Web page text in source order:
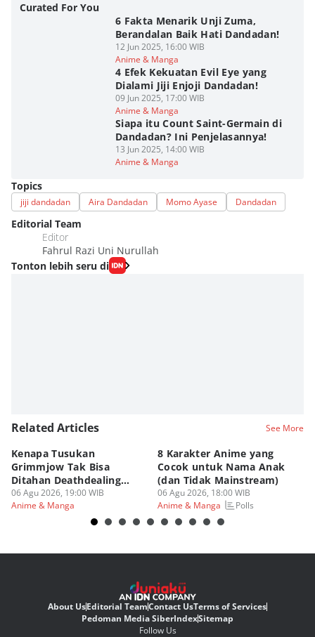
Curated For You
6 Fakta Menarik Unji Zuma,
Berandalan Baik Hati Dandadan!
12 Jun 2025, 16:00 WIB
Anime & Manga
4 Efek Kekuatan Evil Eye yang
Dialami Jiji Enjoji Dandadan!
09 Jun 2025, 17:00 WIB
Anime & Manga
Siapa itu Count Saint-Germain di
Dandadan? Ini Penjelasannya!
13 Jun 2025, 14:00 WIB
Anime & Manga
Topics
jiji dandadan Aira Dandadan Momo Ayase Dandadan
Editorial Team
Editor
Fahrul Razi Uni Nurullah
Tonton lebih seru di
Related Articles See More
Kenapa Tusukan
Grimmjow Tak Bisa
Ditahan Deathdealing
Askin Bleach?
06 Agu 2026, 19:00 WIB
Anime & Manga
8 Karakter Anime yang
Cocok untuk Nama Anak
(dan Tidak Mainstream)
06 Agu 2026, 18:00 WIB
Anime & Manga
Polls
About UsEditorial TeamContact UsTerms of Services
Pedoman Media SiberIndexSitemap
Follow Us